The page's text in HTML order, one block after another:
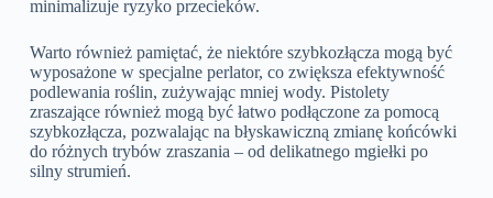
minimalizuje ryzyko przecieków.
Warto również pamiętać, że niektóre szybkozłącza mogą być
wyposażone w specjalne perlator, co zwiększa efektywność
podlewania roślin, zużywając mniej wody. Pistolety
zraszające również mogą być łatwo podłączone za pomocą
szybkozłącza, pozwalając na błyskawiczną zmianę końcówki
do różnych trybów zraszania – od delikatnego mgiełki po
silny strumień.